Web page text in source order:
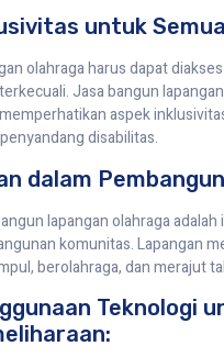
untuk
olahraga harus dapat
Jasa bangun
aspek
disabilitas.
dalam
lapangan olahraga adalah
komunitas. Lapangan
berolahraga, dan merajut
Teknologi